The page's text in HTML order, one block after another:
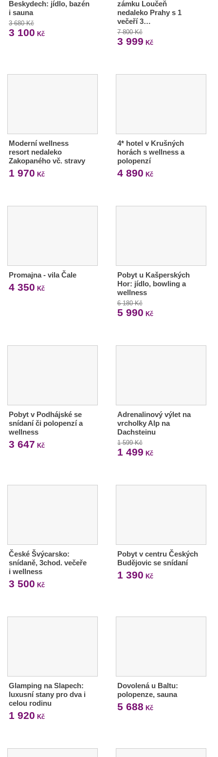
Beskydech: jídlo, bazén
i sauna
3 680 Kč
3 100 Kč
zámku Loučeň
nedaleko Prahy s 1
večeří 3…
7 800 Kč
3 999 Kč
Moderní wellness
resort nedaleko
Zakopaného vč. stravy
1 970 Kč
4* hotel v Krušných
horách s wellness a
polopenzí
4 890 Kč
Promajna - vila Čale
4 350 Kč
Pobyt u Kašperských
Hor: jídlo, bowling a
wellness
6 180 Kč
5 990 Kč
Pobyt v Podhájské se
snídaní či polopenzí a
wellness
3 647 Kč
Adrenalinový výlet na
vrcholky Alp na
Dachsteinu
1 599 Kč
1 499 Kč
České Švýcarsko:
snídaně, 3chod. večeře
i wellness
3 500 Kč
Pobyt v centru Českých
Budějovic se snídaní
1 390 Kč
Glamping na Slapech:
luxusní stany pro dva i
celou rodinu
1 920 Kč
Dovolená u Baltu:
polopenze, sauna
5 688 Kč